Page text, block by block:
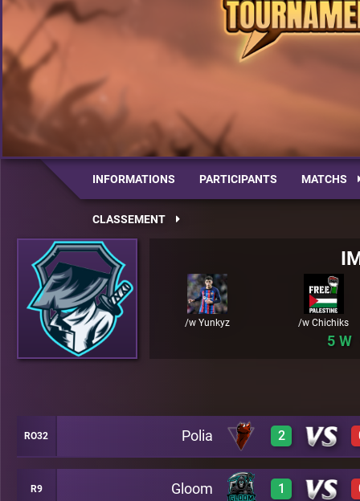
INFORMATIONS PARTICIPANTS MATCHS
CLASSEMENT
/w Yunkyz /w Chichiks
5
RO32 Polia 2
3 A30
R9 Gloom 1